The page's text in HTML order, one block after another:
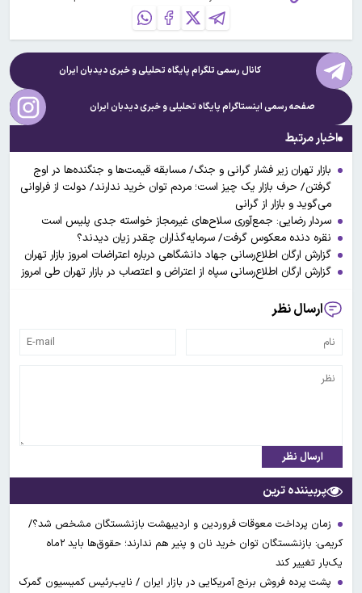
کانال رسمی تلگرام پایگاه تحلیلی و خبریدیدبان ایران
صفحه رسمی اینستاگرام پایگاه تحلیلی و خبریدیدبان ایران
اخبار مرتبط
بازار تهران زیر فشار گرانی و جنگ/ مسابقه قیمت‌ها و جنگنده‌ها در اوج
گرفتن/ حرف بازار یک چیز است؛ مردم توان خرید ندارند/ دولت از فراوانی
می‌گوید و بازار از گرانی
سردار رضایی: جمع‌آوری سلاح‌های غیرمجاز خواسته جدی پلیس است
نقره دنده معکوس گرفت/ سرمایه‌گذاران چقدر زیان دیدند؟
گزارش ارگان اطلاع‌رسانی جهاد دانشگاهی درباره اعتراضات امروز بازار تهران
گزارش ارگان اطلاع‌رسانی سپاه از اعتراض و اعتصاب در بازار تهران طی امروز
ارسال نظر
ارسال نظر
پربیننده ترین
زمان پرداخت معوقات فروردین و اردیبهشت بازنشستگان مشخص شد؟/
کریمی: بازنشستگان توان خرید نان و پنیر هم ندارند؛ حقوق‌ها باید ۲ماه
یک‌بار تغییر کند
پشت پرده فروش برنج آمریکایی در بازار ایران / نایب‌رئیس کمیسیون گمرک